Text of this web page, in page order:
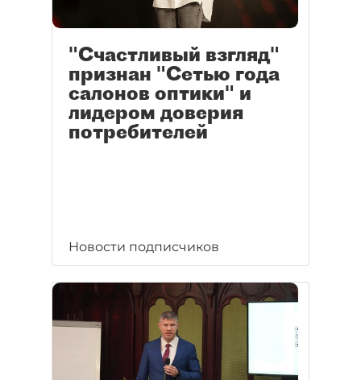
"Счастливый взгляд"
признан "Сетью года
салонов оптики" и
лидером доверия
потребителей
Новости подписчиков